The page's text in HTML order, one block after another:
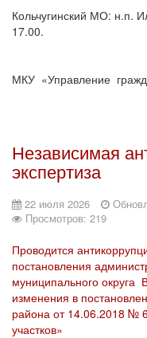
Кольчугинский МО: н.п.
17.00.
МКУ «Управление
Независимая
экспертиза
22 июля 2026
Просмотров: 219
Проводится
постановления
муниципального округа
изменения в
района от 14.06.2018 №
участков»